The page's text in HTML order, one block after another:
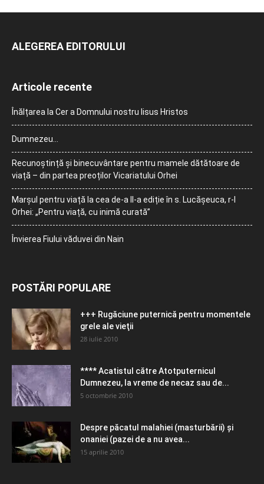
ALEGEREA EDITORULUI
Articole recente
Înălțarea la Cer a Domnului nostru Iisus Hristos
Dumnezeu…
Recunoștință și binecuvântare pentru mamele dătătoare de
viață – din partea preoților Vicariatului Orhei
Marșul pentru viață la cea de-a II-a ediție în s. Lucășeuca, r-l
Orhei: „Pentru viață, cu inimă curată”
Învierea Fiului văduvei din Nain
POSTĂRI POPULARE
+++ Rugăciune puternică pentru momentele
grele ale vieţii
28 iulie 2010
**** Acatistul către Atotputernicul
Dumnezeu, la vreme de necaz sau de...
5 octombrie 2010
Despre păcatul malahiei (masturbării) şi
onaniei (pazei de a nu avea...
15 aprilie 2010